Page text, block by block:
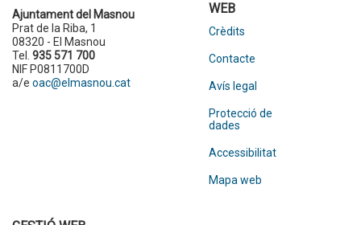
Ajuntament del Masnou
Prat de la Riba, 1
08320 - El Masnou
Tel. 935 571 700
NIF P0811700D
a/e oac@elmasnou.cat
WEB
Crèdits
Contacte
Avís legal
Protecció de
dades
Accessibilitat
Mapa web